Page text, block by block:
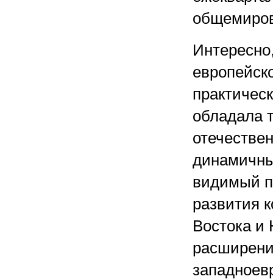
обладала
видимый
развития
Востока